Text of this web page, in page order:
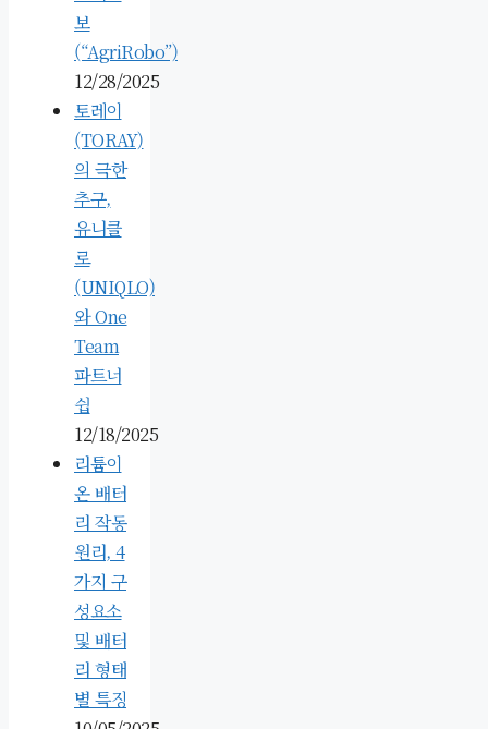
보
(“AgriRobo”)
12/28/2025
토레이
(TORAY)
의 극한
추구,
유니클
로
(UNIQLO)
와 One
Team
파트너
쉽
12/18/2025
리튬이
온 배터
리 작동
원리, 4
가지 구
성요소
및 배터
리 형태
별 특징